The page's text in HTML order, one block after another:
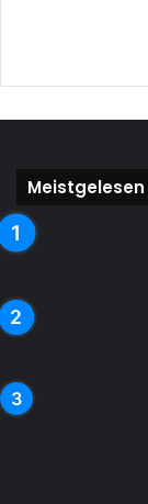
Meistgelesen